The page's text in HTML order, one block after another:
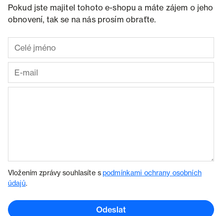
Pokud jste majitel tohoto e-shopu a máte zájem o jeho
obnovení, tak se na nás prosím obraťte.
Vložením zprávy souhlasíte spodmínkami ochrany osobních
údajů.
Odeslat